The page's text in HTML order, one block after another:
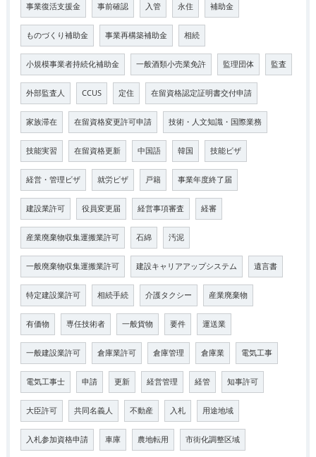
事業復活支援金 事前確認 入管 永住 補助金
ものづくり補助金 事業再構築補助金 相続
小規模事業者持続化補助金 一般酒類小売業免許 監理団体 監査
外部監査人 CCUS 定住 在留資格認定証明書交付申請
家族滞在 在留資格変更許可申請 技術・人文知識・国際業務
技能実習 在留資格更新 中国語 韓国 技能ビザ
経営・管理ビザ 就労ビザ 戸籍 事業年度終了届
建設業許可 役員変更届 経営事項審査 経審
産業廃棄物収集運搬業許可 石綿 汚泥
一般廃棄物収集運搬業許可 建設キャリアアップシステム 遺言書
特定建設業許可 相続手続 介護タクシー 産業廃棄物
有価物 専任技術者 一般貨物 要件 運送業
一般建設業許可 倉庫業許可 倉庫管理 倉庫業 電気工事
電気工事士 申請 更新 経営管理 経管 知事許可
大臣許可 共同名義人 不動産 入札 用途地域
入札参加資格申請 車庫 農地転用 市街化調整区域